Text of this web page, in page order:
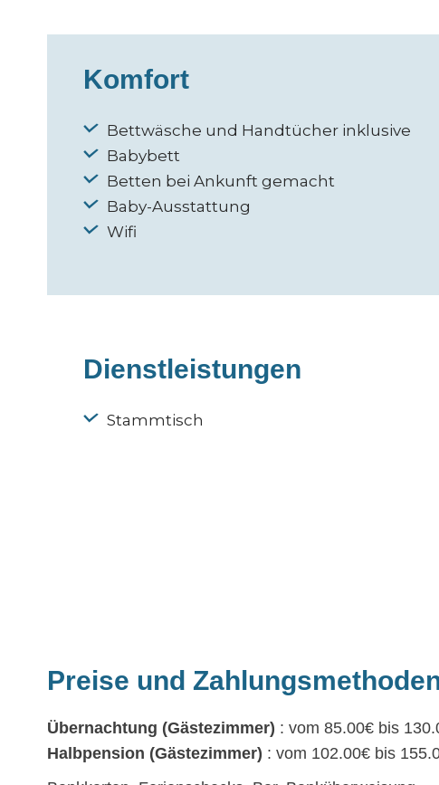
Komfort
Bettwäsche und Handtücher inklusive
Babybett
Betten bei Ankunft gemacht
Baby-Ausstattung
Wifi
Dienstleistungen
Stammtisch
Preise und
Übernachtung (Gästezimmer) : vom 85.00€ bis
Halbpension (Gästezimmer) : vom 102.00€ bis